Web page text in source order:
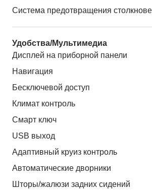
Система предотвращения
Удобства/Мультимедиа
Дисплей на приборной панели
Навигация
Бесключевой доступ
Климат контроль
Смарт ключ
USB выход
Адаптивный круиз контроль
Автоматические дворники
Шторы/жалюзи задних сидений